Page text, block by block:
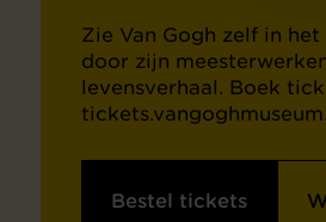
Zie Van Gogh zelf in
door zijn
levensverhaal. Boek
Bestel tickets